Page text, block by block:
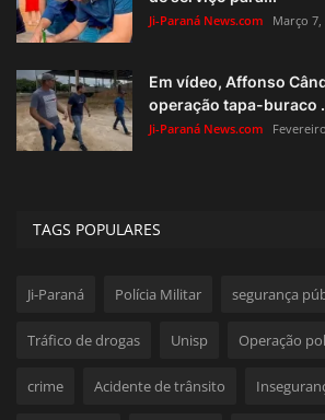
Ji-Paraná News.com Março 7,
Em vídeo, Affonso
operação tapa-buraco
Ji-Paraná News.com
TAGS POPULARES
Ji-Paraná Polícia Militar segurança
Tráfico de drogas Unisp Operação
crime Acidente de trânsito